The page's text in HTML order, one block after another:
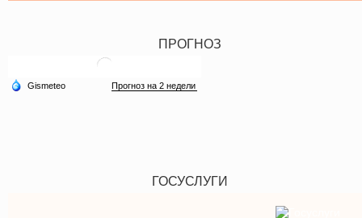
ПРОГНОЗ
ГОСУСЛУГИ